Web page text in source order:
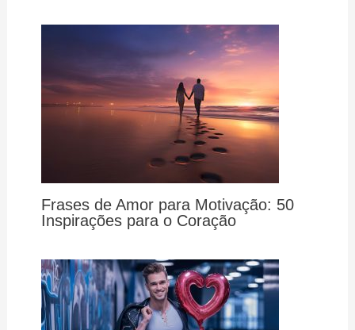
Frases de Amor para Motivação: 50
Inspirações para o Coração